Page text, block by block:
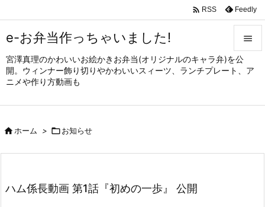
e-お弁当作っちゃいました!
宮澤真理のかわいいお絵かきお弁当(オリジナルのキャラ弁)を公
開。ウィンナー飾り切りやかわいいスィーツ、ランチプレート、ア
ニメや作り方動画も


メニュ
サイド

 RSS Feedly
ホーム > お知らせ
ハム係長動画 第1話『初めの一歩』 公開